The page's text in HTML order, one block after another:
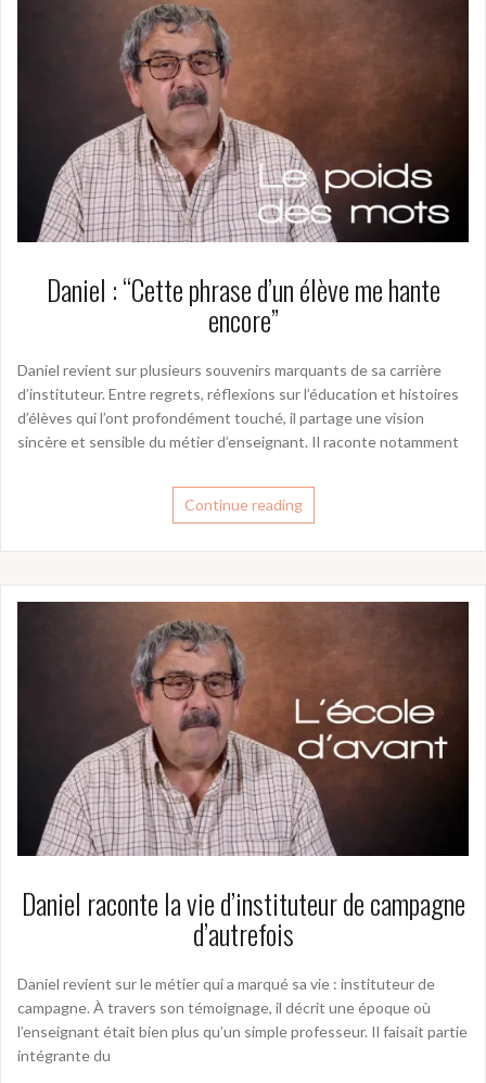
Daniel : “Cette phrase d’un élève me hante
encore”
Daniel revient sur plusieurs souvenirs marquants de sa carrière
d’instituteur. Entre regrets, réflexions sur l’éducation et histoires
d’élèves qui l’ont profondément touché, il partage une vision
sincère et sensible du métier d’enseignant. Il raconte notamment
Continue reading
Daniel raconte la vie d’instituteur de campagne
d’autrefois
Daniel revient sur le métier qui a marqué sa vie : instituteur de
campagne. À travers son témoignage, il décrit une époque où
l’enseignant était bien plus qu’un simple professeur. Il faisait partie
intégrante du